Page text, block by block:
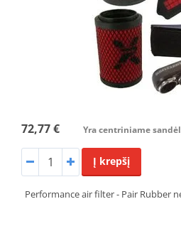
72,77 € Yra centriniame
Į krepšį
Performance air filter - Pair Rubber